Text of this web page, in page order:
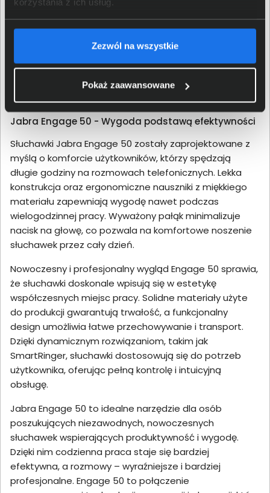
Zezwól na wszystkie
Pokaż zaawansowane
pozwala na łatwe zarządzanie połączeniami, regulację
głośności i wyciszanie mikrofonu, co zwiększa wygodę
z oprogramowaniem Jabra Xpress, umożliwiając
personalizację ustawień i monitorowanie wydajności w
czasie rzeczywistym.
Jabra Engage 50 - Wygoda podstawą efektywności
Słuchawki Jabra Engage 50 zostały zaprojektowane z
myślą o komforcie użytkowników, którzy spędzają
długie godziny na rozmowach telefonicznych. Lekka
konstrukcja oraz ergonomiczne nauszniki z miękkiego
materiału zapewniają wygodę nawet podczas
wielogodzinnej pracy. Wyważony pałąk minimalizuje
nacisk na głowę, co pozwala na komfortowe noszenie
słuchawek przez cały dzień.
Nowoczesny i profesjonalny wygląd Engage 50 sprawia,
że słuchawki doskonale wpisują się w estetykę
współczesnych miejsc pracy. Solidne materiały użyte
do produkcji gwarantują trwałość, a funkcjonalny
design umożliwia łatwe przechowywanie i transport.
Dzięki dynamicznym rozwiązaniom, takim jak
SmartRinger, słuchawki dostosowują się do potrzeb
użytkownika, oferując pełną kontrolę i intuicyjną
obsługę.
Jabra Engage 50 to idealne narzędzie dla osób
poszukujących niezawodnych, nowoczesnych
słuchawek wspierających produktywność i wygodę.
Dzięki nim codzienna praca staje się bardziej
efektywna, a rozmowy – wyraźniejsze i bardziej
profesjonalne. Engage 50 to połączenie